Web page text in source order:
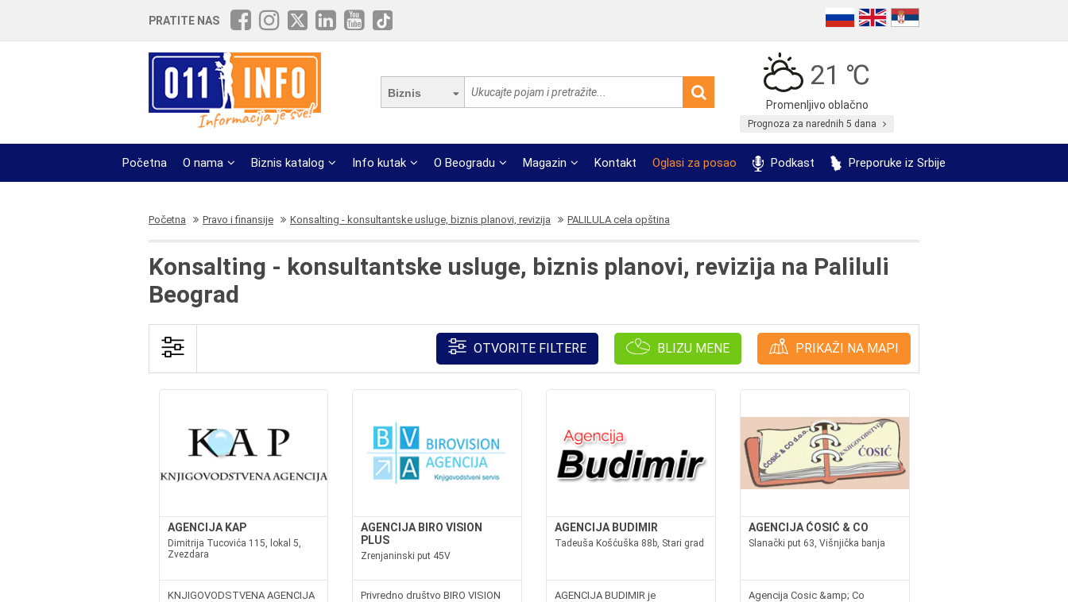
PRATITE NAS
Biznis
21 ℃
Promenljivo oblačno
Prognoza za narednih 5 dana
Početna O nama Biznis katalog Info kutak O Beogradu Magazin Kontakt Oglasi za posao Podkast Preporuke iz Srbije
Početna Pravo i finansije Konsalting - konsultantske usluge, biznis planovi, revizija PALILULA cela opština
Konsalting - konsultantske usluge, biznis planovi, revizija na Paliluli
Beograd
OTVORITE FILTERE BLIZU MENE PRIKAŽI NA MAPI
AGENCIJA KAP
Dimitrija Tucovića 115, lokal 5,
Zvezdara
KNJIGOVODSTVENA AGENCIJA
AGENCIJA BIRO VISION
PLUS
Zrenjaninski put 45V
Privredno društvo BIRO VISION
AGENCIJA BUDIMIR
Tadeuša Košćuška 88b, Stari grad
AGENCIJA BUDIMIR je
AGENCIJA ĆOSIĆ & CO
Slanački put 63, Višnjička banja
Agencija Cosic &amp; Co